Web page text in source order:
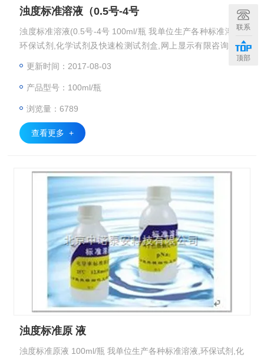
浊度标准溶液（0.5号-4号
浊度标准溶液(0.5号-4号 100ml/瓶 我单位生产各种标准溶液,
环保试剂,化学试剂及快速检测试剂盒,网上显示有限咨询.: 传
更新时间：2017-08-03
产品型号：100ml/瓶
浏览量：6789
查看更多 +
浊度标准原 液
浊度标准原液 100ml/瓶 我单位生产各种标准溶液,环保试剂,化
联系
顶部